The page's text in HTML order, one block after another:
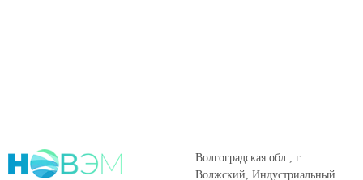
Волгоградская обл., г.
Волжский, Индустриальный